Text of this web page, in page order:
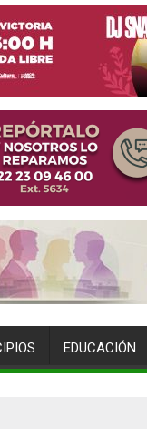
EDUCACIÓN